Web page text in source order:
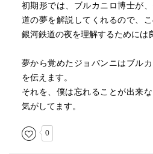
初期形では、ブルカニロ博士が
道の夢を解説してくれるので、
銀河鉄道の夜を理解するためには
夢から覚めたジョバンニはブル
を伝えます。
それを、僕は忘れることが出来
気がしてます。
0